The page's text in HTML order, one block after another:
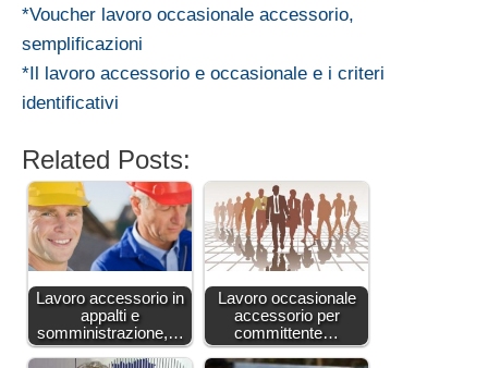
*Voucher lavoro occasionale accessorio,
semplificazioni
*Il lavoro accessorio e occasionale e i criteri
identificativi
Related Posts:
Lavoro accessorio in
appalti e
somministrazione,…
Lavoro occasionale
accessorio per
committente…